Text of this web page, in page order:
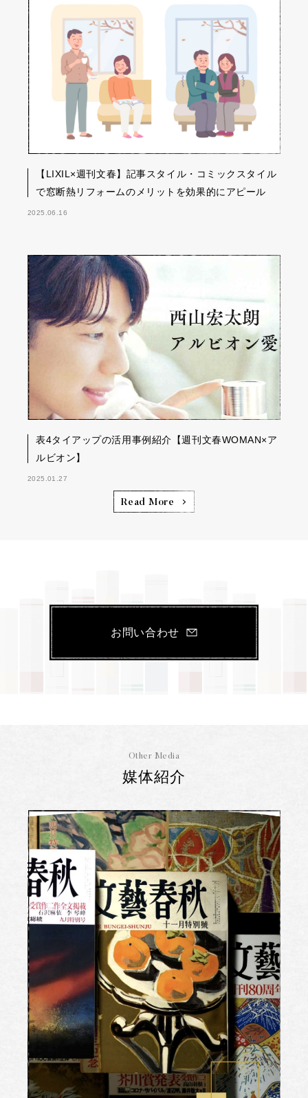
【LIXIL×週刊文春】記事スタイル・コミックスタイル
で窓断熱リフォームのメリットを効果的にアピール
2025.06.16
表4タイアップの活用事例紹介【週刊文春WOMAN×ア
ルビオン】
2025.01.27
Read More
お問い合わせ
Other Media
媒体紹介